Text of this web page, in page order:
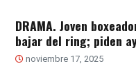
DRAMA. Joven
bajar del ring; piden
noviembre 17, 2025